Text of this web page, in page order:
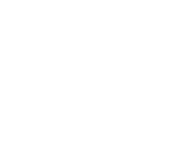
na tela.